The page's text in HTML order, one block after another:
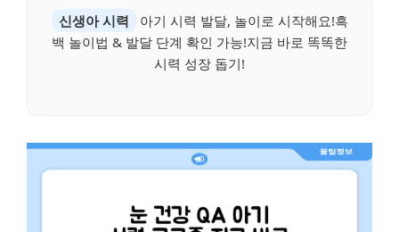
신생아 시력
아기 시력 발달, 놀이로 시작해요!흑
백 놀이법 & 발달 단계 확인 가능!지금 바로 똑똑한
시력 성장 돕기!